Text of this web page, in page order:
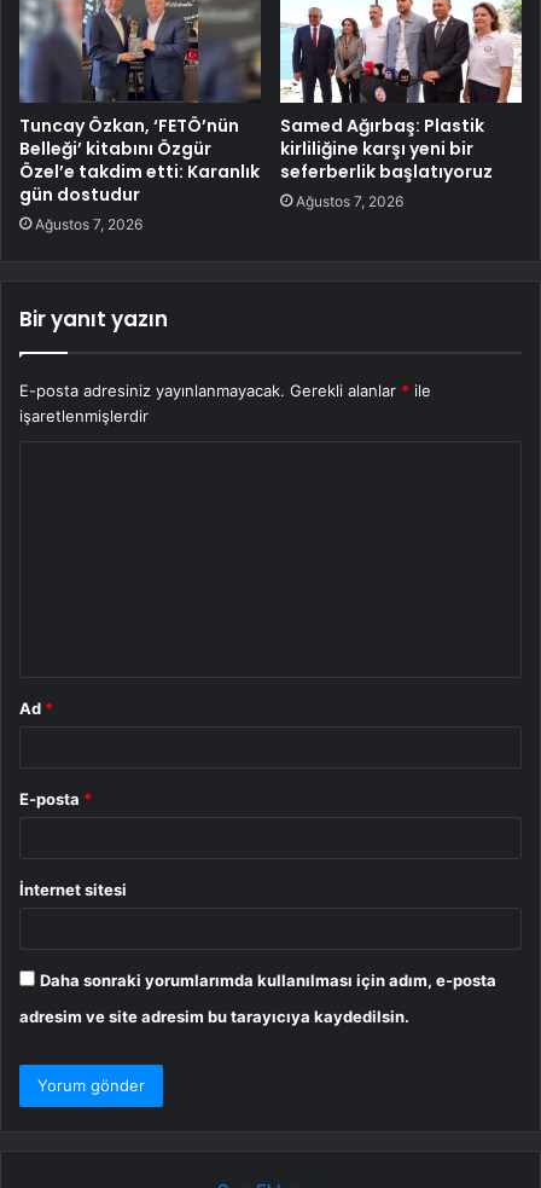
Tuncay Özkan, ‘FETÖ’nün
Belleği’ kitabını Özgür
Özel’e takdim etti: Karanlık
gün dostudur
Ağustos 7, 2026
Samed Ağırbaş: Plastik
kirliliğine karşı yeni bir
seferberlik başlatıyoruz
Ağustos 7, 2026
Bir yanıt yazın
E-posta adresiniz yayınlanmayacak. Gerekli alanlar * ile
işaretlenmişlerdir
Ad *
E-posta *
İnternet sitesi
Daha sonraki yorumlarımda kullanılması için adım, e-posta
adresim ve site adresim bu tarayıcıya kaydedilsin.